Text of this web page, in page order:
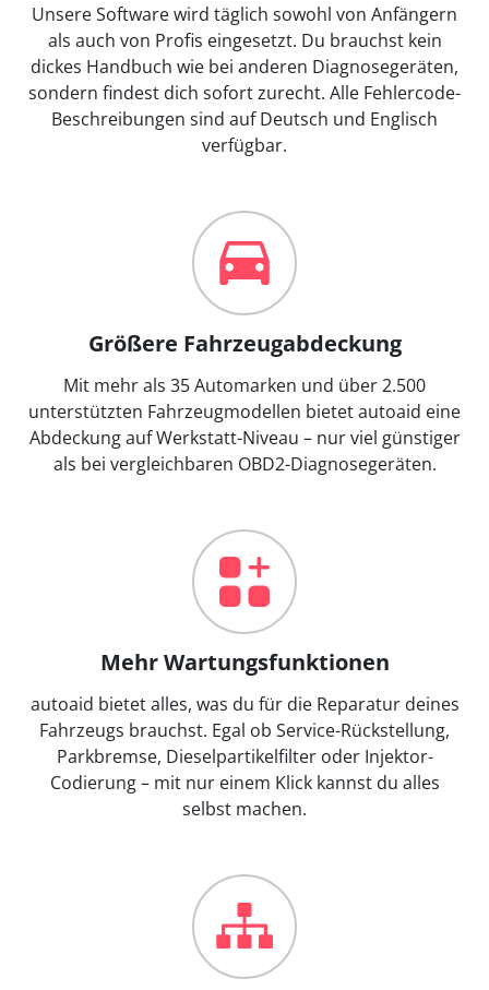
Unsere Software wird täglich sowohl von Anfängern
als auch von Profis eingesetzt. Du brauchst kein
dickes Handbuch wie bei anderen Diagnosegeräten,
sondern findest dich sofort zurecht. Alle Fehlercode-
Beschreibungen sind auf Deutsch und Englisch
verfügbar.
Größere Fahrzeugabdeckung
Mit mehr als 35 Automarken und über 2.500
unterstützten Fahrzeugmodellen bietet autoaid eine
Abdeckung auf Werkstatt-Niveau – nur viel günstiger
als bei vergleichbaren OBD2-Diagnosegeräten.
Mehr Wartungsfunktionen
autoaid bietet alles, was du für die Reparatur deines
Fahrzeugs brauchst. Egal ob Service-Rückstellung,
Parkbremse, Dieselpartikelfilter oder Injektor-
Codierung – mit nur einem Klick kannst du alles
selbst machen.